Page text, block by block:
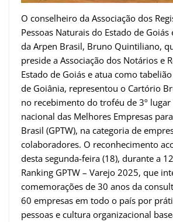
O conselheiro da Associação dos
Pessoas Naturais do Estado de
da Arpen Brasil, Bruno Quintiliano,
preside a Associação dos Notários e
Estado de Goiás e atua como
de Goiânia, representou o Cartório
no recebimento do troféu de 3º
nacional das Melhores Empresas
Brasil (GPTW), na categoria de
colaboradores. O reconhecimento
desta segunda-feira (18), durante a
Ranking GPTW – Varejo 2025, que
comemorações de 30 anos da
60 empresas em todo o país por
pessoas e cultura organizacional